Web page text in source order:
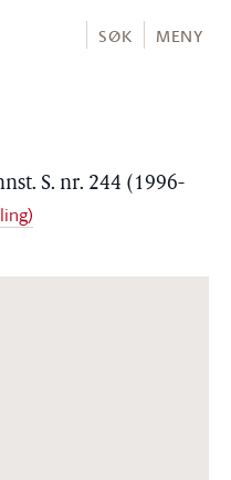
SØK MENY
S. nr. 244 (1996-